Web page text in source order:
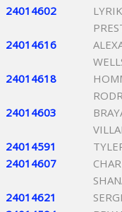
24014602
24014616
24014618
24014603
24014591
24014607
24014621